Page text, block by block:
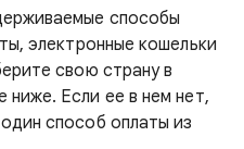
способы
электронные кошельки
свою страну в
Если ее в нем нет,
способ оплаты из